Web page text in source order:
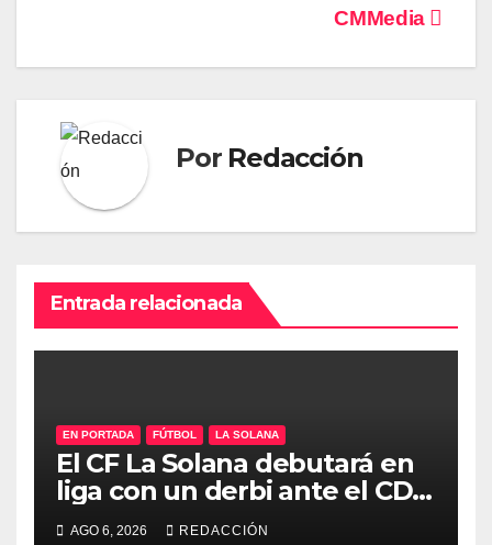
CMMedia
Por Redacción
Entrada relacionada
EN PORTADA FÚTBOL LA SOLANA
El CF La Solana debutará en
liga con un derbi ante el CD
Manchego Ciudad Real
AGO 6, 2026 REDACCIÓN